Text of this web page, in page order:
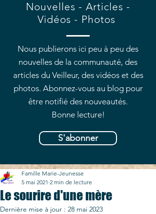
Nouvelles - Articles -
Vidéos - Photos
Nous publierons ici peu à peu des
nouvelles de la communauté, des
articles du Veilleur, des vidéos et des
photos. Abonnez-vous au blog pour
être notifié des nouveautés.
Bonne lecture!
S'abonner
Le sourire d'une mère
Famille Marie-Jeunesse
5 mai 2021 2 min de lecture
Dernière mise à jour : 28 mai 2023